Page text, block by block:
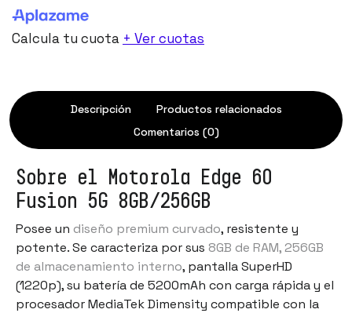
Calcula tu cuota + Ver cuotas
Descripción
Productos relacionados
Comentarios (0)
Sobre el Motorola Edge 60
Fusion 5G 8GB/256GB
Posee un diseño premium curvado, resistente y
potente. Se caracteriza por sus 8GB de RAM, 256GB
de almacenamiento interno, pantalla SuperHD
(1220p), su batería de 5200mAh con carga rápida y el
procesador MediaTek Dimensity compatible con la